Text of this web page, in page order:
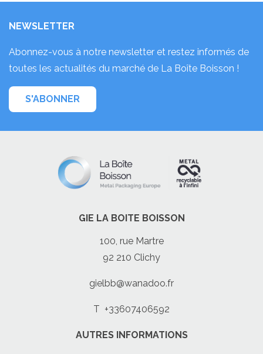
NEWSLETTER
Abonnez-vous à notre newsletter et restez informés de
toutes les actualités du marché de La Boîte Boisson !
S'ABONNER
GIE LA BOITE BOISSON
100, rue Martre
92 210 Clichy
gielbb@wanadoo.fr
T +33607406592
AUTRES INFORMATIONS